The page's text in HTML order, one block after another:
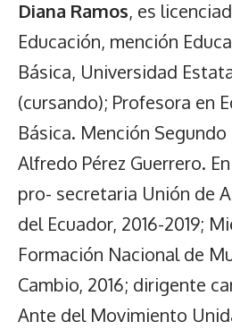
Diana Ramos, es
Educación, mención
Básica, Universidad
(cursando); Profesora en
Básica. Mención Segundo
Alfredo Pérez Guerrero.
pro- secretaria Unión de
del Ecuador, 2016-2019;
Formación Nacional de
Cambio, 2016; dirigente
Ante del Movimiento